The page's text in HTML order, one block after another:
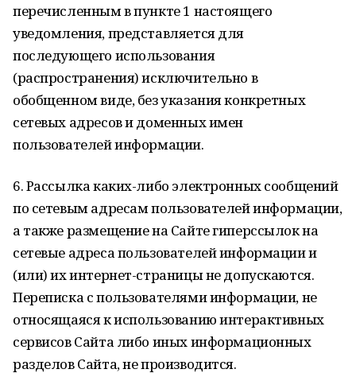
перечисленным в пункте 1 настоящего
уведомления, представляется для
последующего использования
(распространения) исключительно в
обобщенном виде, без указания конкретных
сетевых адресов и доменных имен
пользователей информации.
6. Рассылка каких-либо электронных сообщений
по сетевым адресам пользователей информации,
а также размещение на Сайте гиперссылок на
сетевые адреса пользователей информации и
(или) их интернет-страницы не допускаются.
Переписка с пользователями информации, не
относящаяся к использованию интерактивных
сервисов Сайта либо иных информационных
разделов Сайта, не производится.